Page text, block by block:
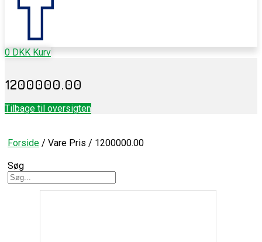
0 DKK Kurv
1200000.00
Tilbage til oversigten
Forside / Vare Pris / 1200000.00
Søg